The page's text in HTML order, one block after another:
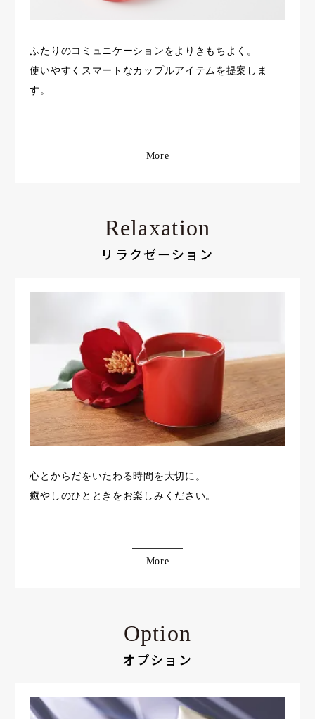
ふたりのコミュニケーションをよりきもちよく。
使いやすくスマートなカップルアイテムを提案しま
す。
More
Relaxation
リラクゼーション
心とからだをいたわる時間を大切に。
癒やしのひとときをお楽しみください。
More
Option
オプション